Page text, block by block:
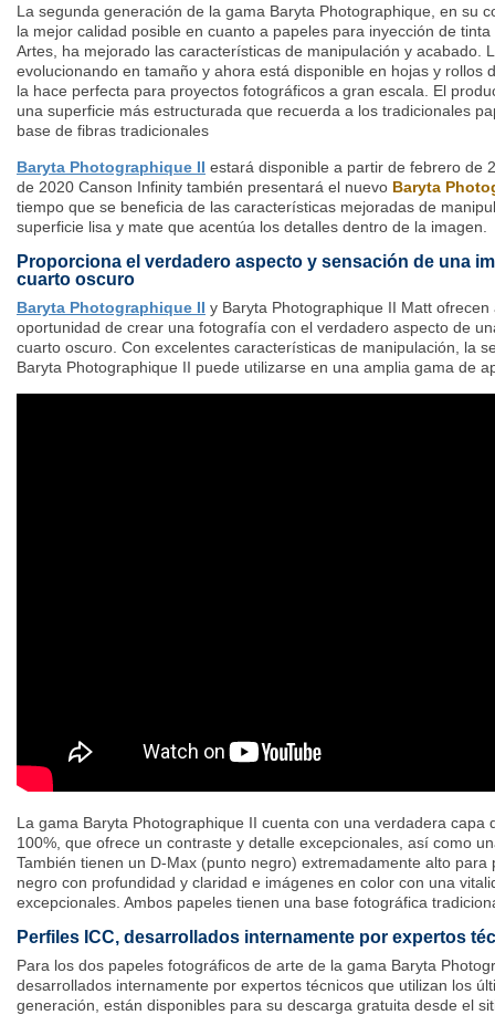
La segunda generación de la gama Baryta Photographique, en su
la mejor calidad posible en cuanto a papeles para inyección de
Artes, ha mejorado las características de manipulación y acabado.
evolucionando en tamaño y ahora está disponible en hojas y rollos
la hace perfecta para proyectos fotográficos a gran escala. El
una superficie más estructurada que recuerda a los tradicionales
base de fibras tradicionales
Baryta Photographique II estará disponible a partir de febrero de
de 2020 Canson Infinity también presentará el nuevo Baryta
tiempo que se beneficia de las características mejoradas de
superficie lisa y mate que acentúa los detalles dentro de la imagen.
Proporciona el verdadero aspecto y sensación de una
cuarto oscuro
Baryta Photographique II y Baryta Photographique II Matt
oportunidad de crear una fotografía con el verdadero aspecto de
cuarto oscuro. Con excelentes características de manipulación, la
Baryta Photographique II puede utilizarse en una amplia gama de
La gama Baryta Photographique II cuenta con una verdadera capa
100%, que ofrece un contraste y detalle excepcionales, así como
También tienen un D-Max (punto negro) extremadamente alto
negro con profundidad y claridad e imágenes en color con una
excepcionales. Ambos papeles tienen una base fotográfica
Perfiles ICC, desarrollados internamente por expertos
Para los dos papeles fotográficos de arte de la gama Baryta
desarrollados internamente por expertos técnicos que utilizan los
generación, están disponibles para su descarga gratuita desde el